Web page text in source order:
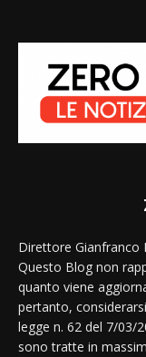
Direttore Gianfranco
Questo Blog non
quanto viene
pertanto,
legge n. 62 del 7/03/
sono tratte in